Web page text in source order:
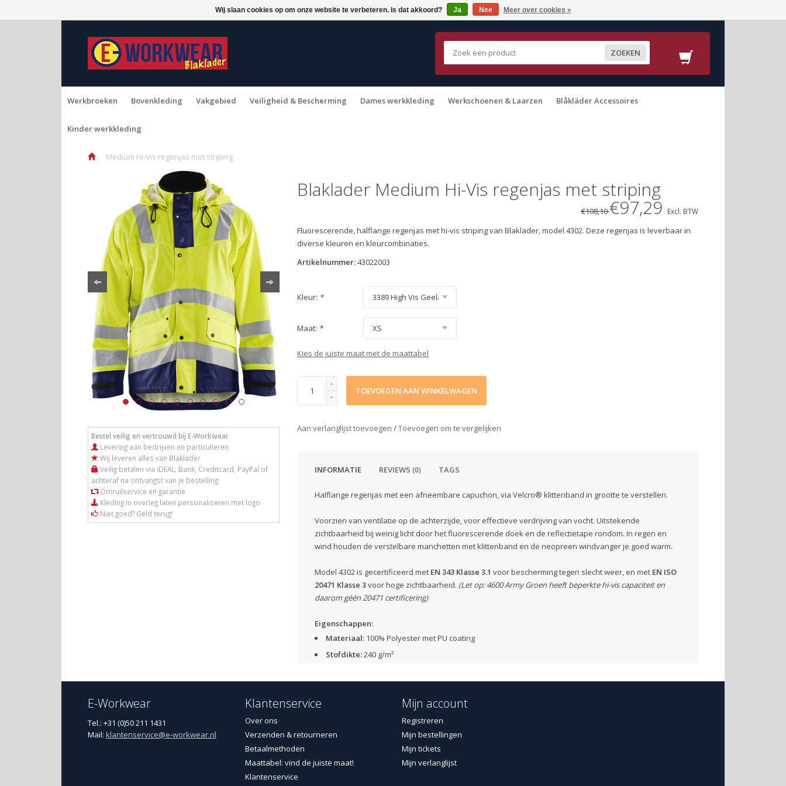
ZOEKEN
Werkbroeken Bovenkleding Vakgebied Veiligheid & Bescherming Dames werkkleding Werkschoenen & Laarzen Blåkläder Accessoires
Kinder werkkleding
Medium Hi-Vis regenjas met striping
Bestel veilig en vertrouwd bij E-Workwear
Levering aan bedrijven en particulieren
Wij leveren alles van Blaklader
Veilig betalen via iDEAL, Bank, Creditcard, PayPal of
achteraf na ontvangst van je bestelling
Omruilservice en garantie
Kleding in overleg laten personaliseren met logo
Niet goed? Geld terug!
Blaklader Medium Hi-Vis regenjas met striping
€108,10€97,29 Excl. BTW
Fluorescerende, halflange regenjas met hi-vis striping van Blaklader, model 4302. Deze regenjas is leverbaar in
diverse kleuren en kleurcombinaties.
Artikelnummer:43022003
Kleur: *
Maat: *
Kies de juiste maat met de maattabel
TOEVOEGEN AAN WINKELWAGEN
Aan verlanglijst toevoegen /Toevoegen om te vergelijken
INFORMATIE REVIEWS (0) TAGS
Halflange regenjas met een afneembare capuchon, via Velcro® klittenband in grootte te verstellen.
Voorzien van ventilatie op de achterzijde, voor effectieve verdrijving van vocht. Uitstekende
zichtbaarheid bij weinig licht door het fluorescerende doek en de reflectietape rondom. In regen en
wind houden de verstelbare manchetten met klittenband en de neopreen windvanger je goed warm.
Model 4302 is gecertificeerd met EN 343 Klasse 3.1 voor bescherming tegen slecht weer, en met EN ISO
20471 Klasse 3voor hoge zichtbaarheid. (Let op: 4600 Army Groen heeft beperkte hi-vis capaciteit en
daarom géén 20471 certificering)
Eigenschappen:
Materiaal: 100% Polyester met PU coating
Stofdikte:240 g/m²
Tweeweg ritssluiting vooraan, onder pad met Velcro©
Verstelbare mouwopeningen
Manchetten binnenin
Twee zijzakken met ritssluiting (onder pad): één met houder voor identiteitskaart en één met een D-
E-Workwear
Tel.: +31 (0)50 211 1431
Mail: klantenservice@e-workwear.nl
Klantenservice
Over ons
Verzenden & retourneren
Betaalmethoden
Maattabel: vind de juiste maat!
Klantenservice
Mijn account
Registreren
Mijn bestellingen
Mijn tickets
Mijn verlanglijst
Wij slaan cookies op om onze website te verbeteren. Is dat akkoord? Ja Nee Meer over cookies »